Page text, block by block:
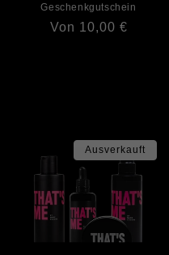
Geschenkgutschein
Normaler
Von 10,00 €
Ausverkauft